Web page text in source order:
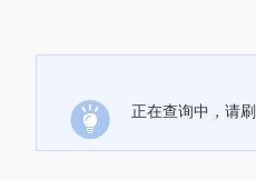
正在查询中，请